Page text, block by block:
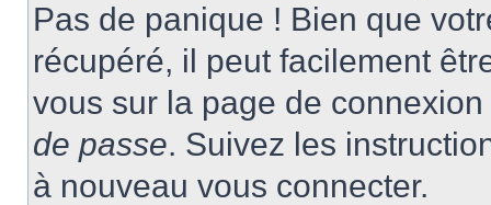
Pas de panique ! Bien que
récupéré, il peut facilement
vous sur la page de
de passe. Suivez les
à nouveau vous connecter.